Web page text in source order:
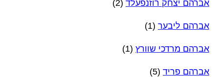
אברהם יצחק רוזנפעלד (2)
אברהם ליבער (1)
אברהם מרדכי שוורץ (1)
אברהם פריד (5)